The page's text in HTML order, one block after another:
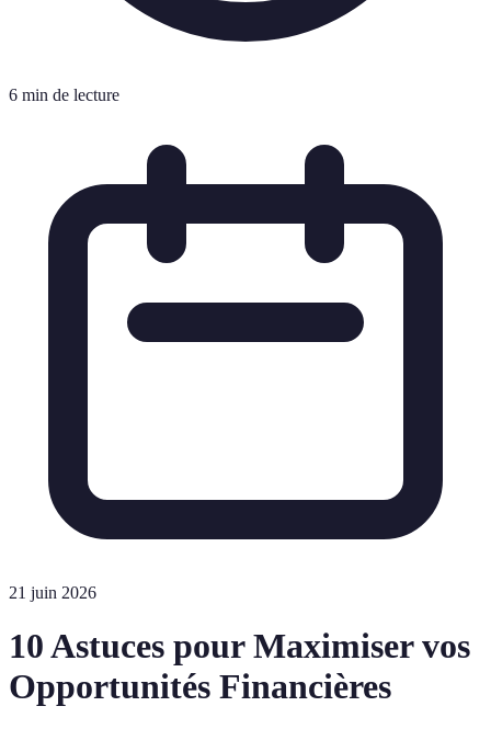
6 min de lecture
21 juin 2026
10 Astuces pour Maximiser vos
Opportunités Financières